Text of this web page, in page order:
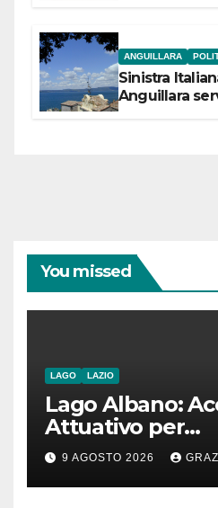
ANGUILLARA
Sinistra
Anguillara
You missed
LAGO LAZIO
Lago Albano:
Attuativo per
acquedottistica
milioni di euro
9 AGOSTO 2026